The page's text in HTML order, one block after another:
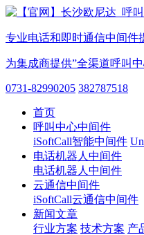
专业电话和即时通信中间件
为集成商提供”全渠道呼叫
0731-82990205 382787518
首页
呼叫中心中间件
iSoftCall智能中间件
电话机器人中间件
电话机器人中间件
云通信中间件
iSoftCall云通信中间件
新闻文章
行业方案 技术方案 产